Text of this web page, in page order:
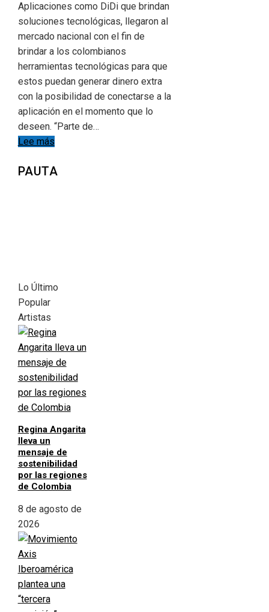
Aplicaciones como DiDi que brindan
soluciones tecnológicas, llegaron al
mercado nacional con el fin de
brindar a los colombianos
herramientas tecnológicas para que
estos puedan generar dinero extra
con la posibilidad de conectarse a la
aplicación en el momento que lo
deseen. “Parte de…
Lee más
PAUTA
Lo Último
Popular
Artistas
Regina Angarita
lleva un
mensaje de
sostenibilidad
por las regiones
de Colombia
8 de agosto de
2026